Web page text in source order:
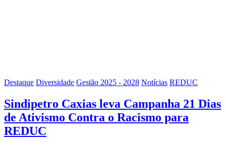
Destaque Diversidade Gestão 2025 - 2028 Notícias REDUC
Sindipetro Caxias leva Campanha 21 Dias
de Ativismo Contra o Racismo para
REDUC